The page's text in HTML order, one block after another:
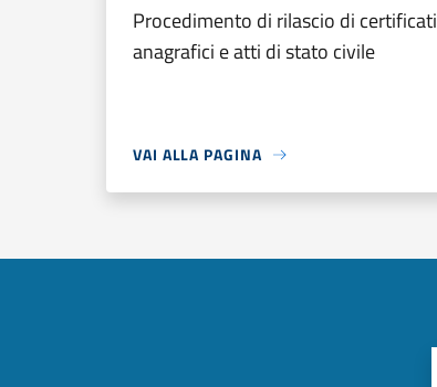
Procedimento di rilascio di certificati
anagrafici e atti di stato civile
VAI ALLA PAGINA